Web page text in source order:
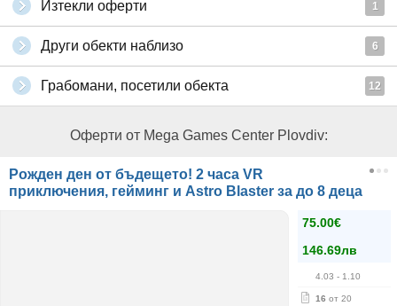
Изтекли оферти 1
Други обекти наблизо 6
Грабомани, посетили обекта 12
Оферти от Mega Games Center Plovdiv:
Рожден ден от бъдещето! 2 часа VR
приключения, гейминг и Astro Blaster за до 8 деца
75.00€
146.69лв
4.03 - 1.10
16 от 20